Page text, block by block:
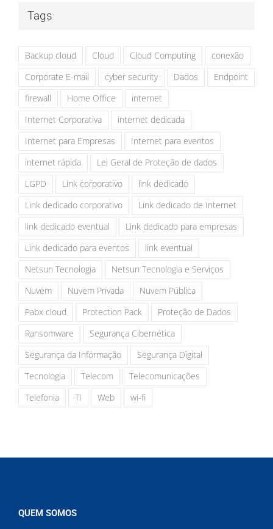
Tags
Backup cloud Cloud Cloud Computing
conexão
Corporate E-mail
cyber security Dados
Endpoint
firewall
Home Office
internet
Internet Corporativa
internet dedicada
Internet para Empresas
Internet para eventos
internet rápida
Lei Geral de Proteção de dados
LGPD
Link corporativo
link dedicado
Link dedicado corporativo
Link dedicado de Internet
link dedicado eventual
Link dedicado para empresas
Link dedicado para eventos
link eventual
Netsun Tecnologia
Netsun Tecnologia e Serviços
Nuvem
Nuvem Privada
Nuvem Pública
Pabx cloud
Protection Pack
Proteção de Dados
Ransomware
Segurança Cibernética
Segurança da Informação
Segurança Digital
Tecnologia
Telecom
Telecomunicações
Telefonia
TI Web wi-fi
QUEM SOMOS